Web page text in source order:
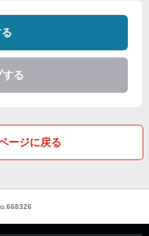
する
ージに戻る